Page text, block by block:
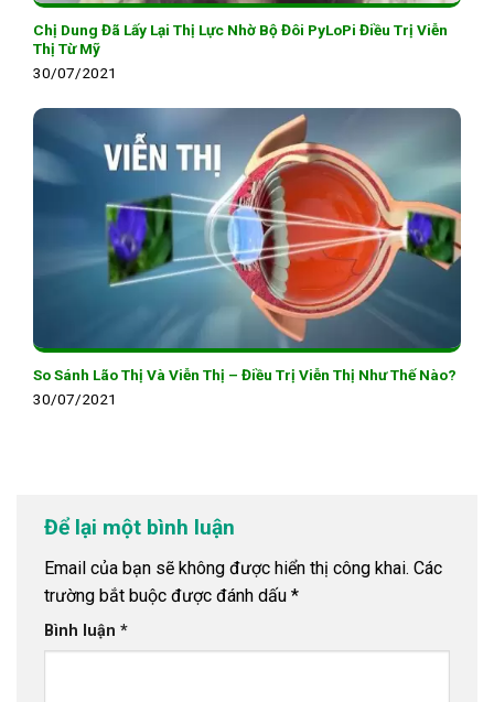
Chị Dung Đã Lấy Lại Thị Lực Nhờ Bộ Đôi PyLoPi Điều Trị Viễn
Thị Từ Mỹ
30/07/2021
So Sánh Lão Thị Và Viễn Thị – Điều Trị Viễn Thị Như Thế Nào?
30/07/2021
Để lại một bình luận
Email của bạn sẽ không được hiển thị công khai. Các
trường bắt buộc được đánh dấu *
Bình luận *